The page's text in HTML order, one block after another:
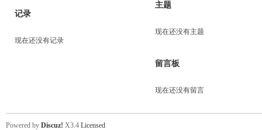
记录
现在还没有记录
主题
现在还没有主题
留言板
现在还没有留言
Powered by Discuz! X3.4 Licensed